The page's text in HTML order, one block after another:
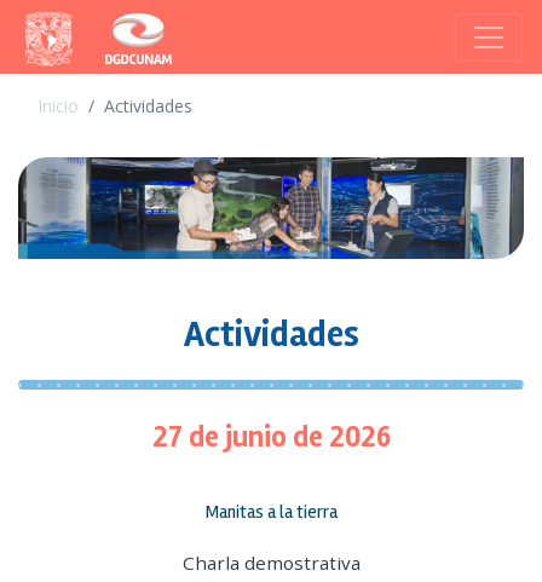
Inicio Actividades
Actividades
27 de junio de 2026
Manitas a la tierra
Charla demostrativa